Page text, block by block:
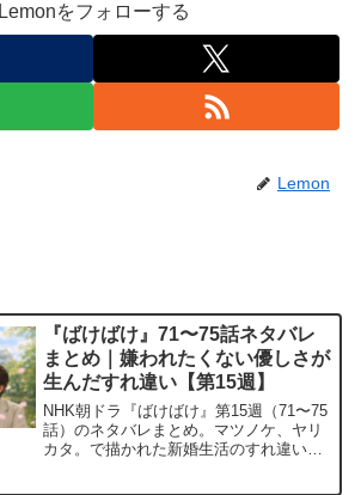
Lemonをフォローする
Lemon
『ばけばけ』71〜75話ネタバレ
まとめ｜嫌われたくない優しさが
生んだすれ違い【第15週】
NHK朝ドラ『ばけばけ』第15週（71〜75
話）のネタバレまとめ。マツノケ、ヤリ
カタ。で描かれた新婚生活のすれ違い